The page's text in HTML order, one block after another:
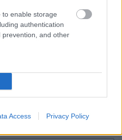
to enable storage
authentication
and other
Access Privacy Policy